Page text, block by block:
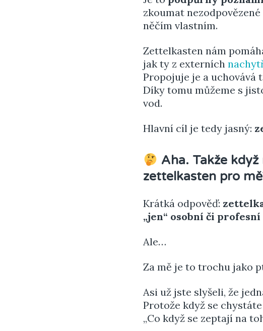
zkoumat
něčím vlastním.
Zettelkasten nám
jak ty z externích
Propojuje je a uchovává
Díky tomu můžeme s
vod.
Hlavní cíl je tedy jasný:
Aha. Takže
zettelkasten pro
Krátká odpověď:
„jen“ osobní či
Ale…
Za mě je to trochu jako
Asi už jste slyšeli, že
Protože když se
„Co když se zeptají na